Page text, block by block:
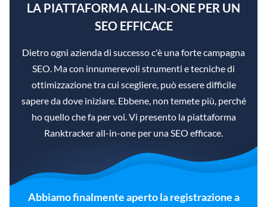
LA PIATTAFORMA ALL-IN-ONE PER UN
SEO EFFICACE
Dietro ogni azienda di successo c'è una forte campagna
SEO. Ma con innumerevoli strumenti e tecniche di
ottimizzazione tra cui scegliere, può essere difficile
sapere da dove iniziare. Ebbene, non temete più, perché
ho quello che fa per voi. Vi presento la piattaforma
Ranktracker all-in-one per una SEO efficace.
Abbiamo finalmente aperto la registrazione a